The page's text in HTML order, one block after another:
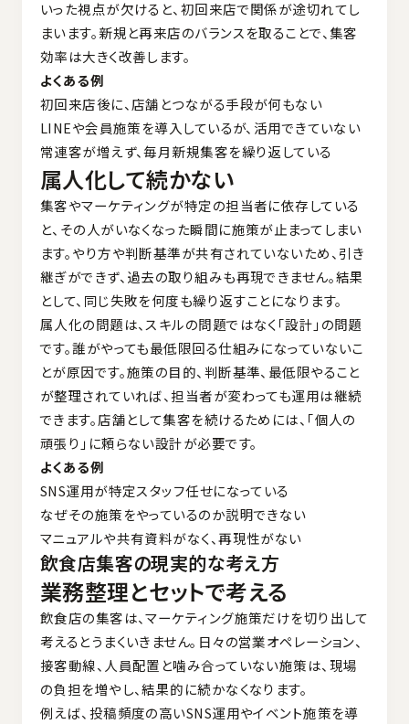
いった視点が欠けると、初回来店で関係が途切れてし
まいます。新規と再来店のバランスを取ることで、集客
効率は大きく改善します。
よくある例
初回来店後に、店舗とつながる手段が何もない
LINEや会員施策を導入しているが、活用できていない
常連客が増えず、毎月新規集客を繰り返している
属人化して続かない
集客やマーケティングが特定の担当者に依存している
と、その人がいなくなった瞬間に施策が止まってしまい
ます。やり方や判断基準が共有されていないため、引き
継ぎができず、過去の取り組みも再現できません。結果
として、同じ失敗を何度も繰り返すことになります。
属人化の問題は、スキルの問題ではなく「設計」の問題
です。誰がやっても最低限回る仕組みになっていないこ
とが原因です。施策の目的、判断基準、最低限やること
が整理されていれば、担当者が変わっても運用は継続
できます。店舗として集客を続けるためには、「個人の
頑張り」に頼らない設計が必要です。
よくある例
SNS運用が特定スタッフ任せになっている
なぜその施策をやっているのか説明できない
マニュアルや共有資料がなく、再現性がない
飲食店集客の現実的な考え方
業務整理とセットで考える
飲食店の集客は、マーケティング施策だけを切り出して
考えるとうまくいきません。日々の営業オペレーション、
接客動線、人員配置と噛み合っていない施策は、現場
の負担を増やし、結果的に続かなくなります。
例えば、投稿頻度の高いSNS運用やイベント施策を導